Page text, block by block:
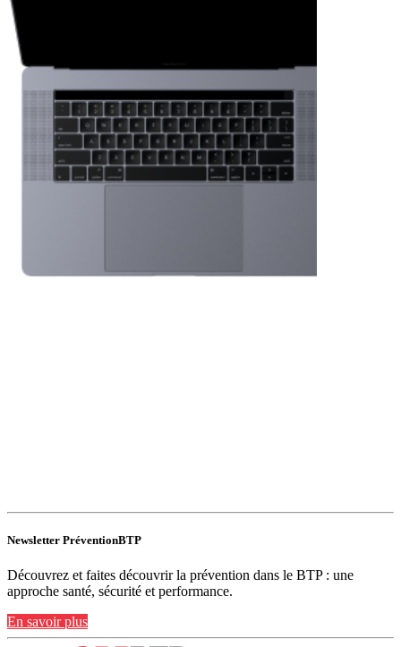
Newsletter PréventionBTP
Découvrez et faites découvrir la prévention dans le BTP : une
approche santé, sécurité et performance.
En savoir plus